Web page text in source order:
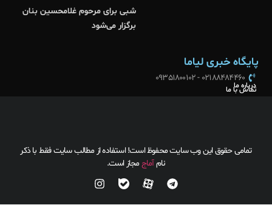
شبی برای مرحوم غلامحسین بنان
برگزار می‌شود
پایگاه خبری لیاما
02188484460 - 09351800102
درباره ما
تماس با ما
تمامی حقوق این وب سایت محفوظ است! استفاده از مطالب سایت فقط با ذکر
نامآماجمجاز است.